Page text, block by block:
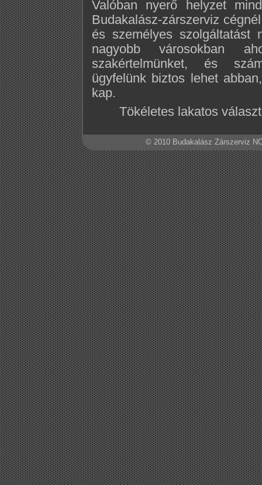
Valóban nyerő helyzet
Budakalász-zárszerviz
és személyes szolgáltatást
nagyobb városokban
szakértelmünket, és
ügyfelünk biztos lehet
kap.
Tökéletes lakatos
© 2010 Budakalász Zárszerviz